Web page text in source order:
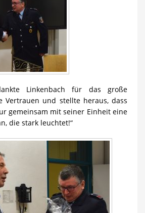
Linkenbach für das große
Vertrauen und stellte heraus, dass
gemeinsam mit seiner Einheit eine
die stark leuchtet!“